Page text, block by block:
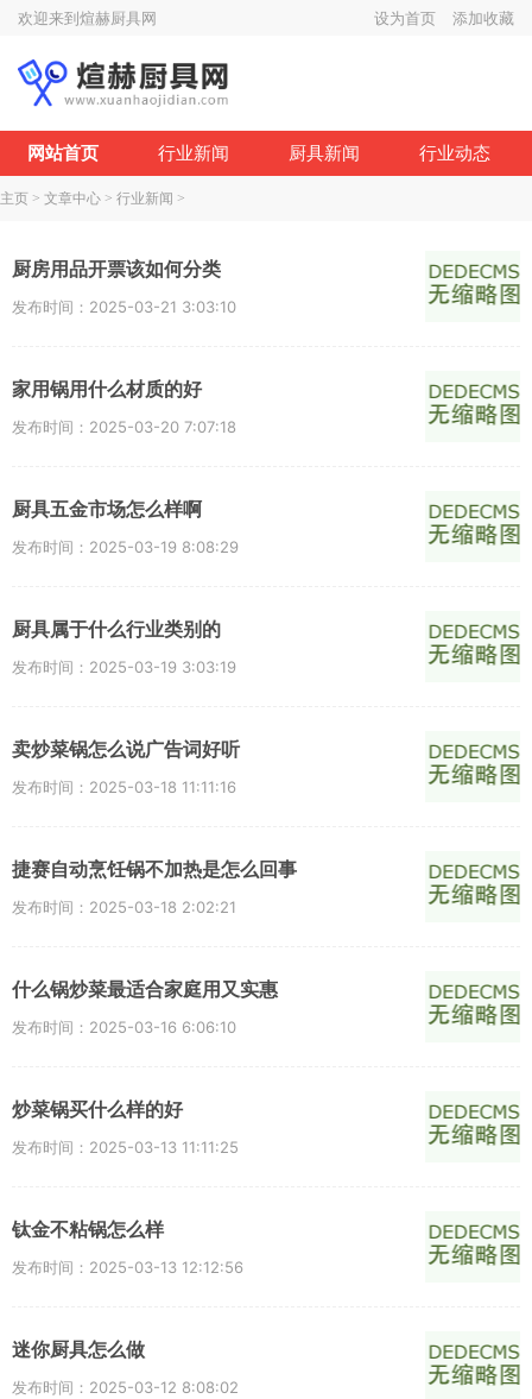
欢迎来到煊赫厨具网 设为首页 添加收藏
网站首页 行业新闻 厨具新闻 行业动态
主页 > 文章中心 > 行业新闻 >
厨房用品开票该如何分类
发布时间：2025-03-21 3:03:10
家用锅用什么材质的好
发布时间：2025-03-20 7:07:18
厨具五金市场怎么样啊
发布时间：2025-03-19 8:08:29
厨具属于什么行业类别的
发布时间：2025-03-19 3:03:19
卖炒菜锅怎么说广告词好听
发布时间：2025-03-18 11:11:16
捷赛自动烹饪锅不加热是怎么回事
发布时间：2025-03-18 2:02:21
什么锅炒菜最适合家庭用又实惠
发布时间：2025-03-16 6:06:10
炒菜锅买什么样的好
发布时间：2025-03-13 11:11:25
钛金不粘锅怎么样
发布时间：2025-03-13 12:12:56
迷你厨具怎么做
发布时间：2025-03-12 8:08:02